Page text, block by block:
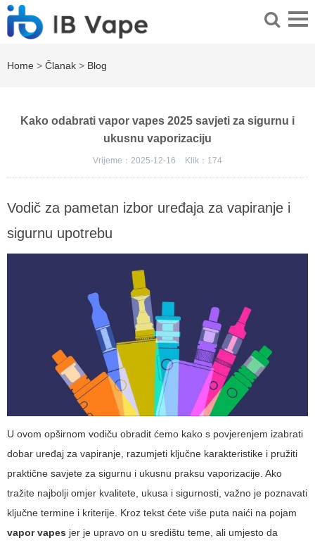
Home > Članak > Blog
Kako odabrati vapor vapes 2025 savjeti za sigurnu i
ukusnu vaporizaciju
Vrijeme：2025-12-16 Klik： 174
Vodič za pametan izbor uređaja za vapiranje i
sigurnu upotrebu
U ovom opširnom vodiču obradit ćemo kako s povjerenjem izabrati
dobar uređaj za vapiranje, razumjeti ključne karakteristike i pružiti
praktične savjete za sigurnu i ukusnu praksu vaporizacije. Ako
tražite najbolji omjer kvalitete, ukusa i sigurnosti, važno je poznavati
ključne termine i kriterije. Kroz tekst ćete više puta naići na pojam
vapor vapes jer je upravo on u središtu teme, ali umjesto da